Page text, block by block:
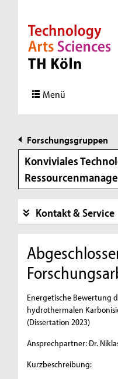
Direkt zur
Direkt zur Subnavigation
Direkt zum Inhalt
Direkt zum Fußbereich
Menü
Forschungsgruppen
Konviviales
Kontakt & Service
Energetische Bewertung
hydrothermalen
(Dissertation 2023)
Ansprechpartner: Dr.
Kurzbeschreibung: